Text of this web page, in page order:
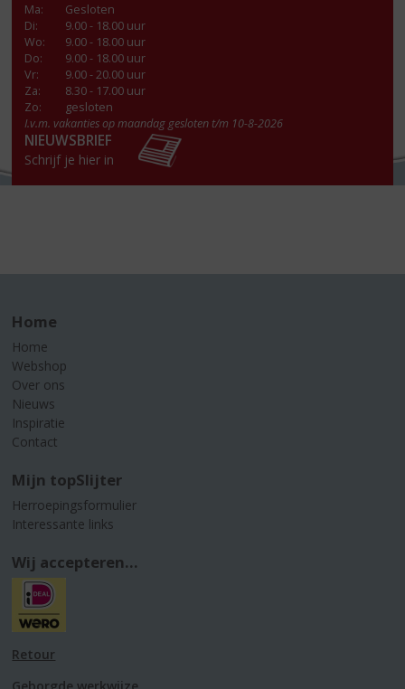
Ma:
Gesloten
Di:
9.00 - 18.00 uur
Wo:
9.00 - 18.00 uur
Do:
9.00 - 18.00 uur
Vr:
9.00 - 20.00 uur
Za:
8.30 - 17.00 uur
Zo:
gesloten
I.v.m. vakanties op maandag gesloten t/m 10-8-2026
NIEUWSBRIEF
Schrijf je hier in
Home
Home
Webshop
Over ons
Nieuws
Inspiratie
Contact
Mijn topSlijter
Herroepingsformulier
Interessante links
Wij accepteren...
Retour